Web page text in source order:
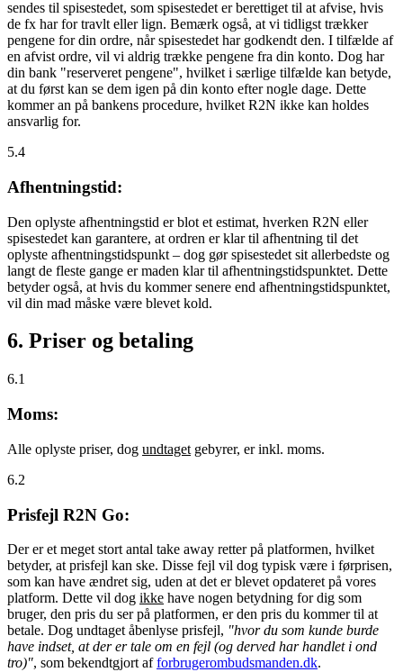
sendes til spisestedet, som spisestedet er berettiget til at afvise, hvis
de fx har for travlt eller lign. Bemærk også, at vi tidligst trækker
pengene for din ordre, når spisestedet har godkendt den. I tilfælde af
en afvist ordre, vil vi aldrig trække pengene fra din konto. Dog har
din bank "reserveret pengene", hvilket i særlige tilfælde kan betyde,
at du først kan se dem igen på din konto efter nogle dage. Dette
kommer an på bankens procedure, hvilket R2N ikke kan holdes
ansvarlig for.
5.4
Afhentningstid:
Den oplyste afhentningstid er blot et estimat, hverken R2N eller
spisestedet kan garantere, at ordren er klar til afhentning til det
oplyste afhentningstidspunkt – dog gør spisestedet sit allerbedste og
langt de fleste gange er maden klar til afhentningstidspunktet. Dette
betyder også, at hvis du kommer senere end afhentningstidspunktet,
vil din mad måske være blevet kold.
6. Priser og betaling
6.1
Moms:
Alle oplyste priser, dog undtaget gebyrer, er inkl. moms.
6.2
Prisfejl R2N Go:
Der er et meget stort antal take away retter på platformen, hvilket
betyder, at prisfejl kan ske. Disse fejl vil dog typisk være i førprisen,
som kan have ændret sig, uden at det er blevet opdateret på vores
platform. Dette vil dog ikke have nogen betydning for dig som
bruger, den pris du ser på platformen, er den pris du kommer til at
betale. Dog undtaget åbenlyse prisfejl, "hvor du som kunde burde
have indset, at der er tale om en fejl (og derved har handlet i ond
tro)", som bekendtgjort afforbrugerombudsmanden.dk.